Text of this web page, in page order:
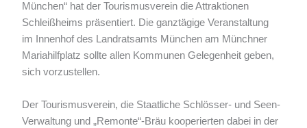
München“ hat der Tourismusverein die Attraktionen
Schleißheims präsentiert. Die ganztägige Veranstaltung
im Innenhof des Landratsamts München am Münchner
Mariahilfplatz sollte allen Kommunen Gelegenheit geben,
sich vorzustellen.
Der Tourismusverein, die Staatliche Schlösser- und Seen-
Verwaltung und „Remonte“-Bräu kooperierten dabei in der